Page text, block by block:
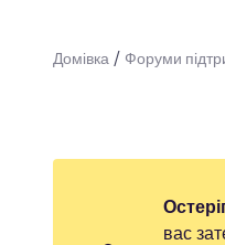
Домівка Форуми
вас